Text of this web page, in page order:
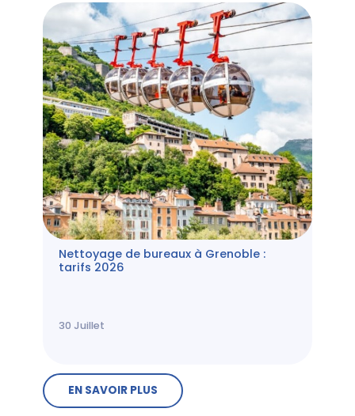
Nettoyage de bureaux à Grenoble :
tarifs 2026
30 Juillet
EN SAVOIR PLUS